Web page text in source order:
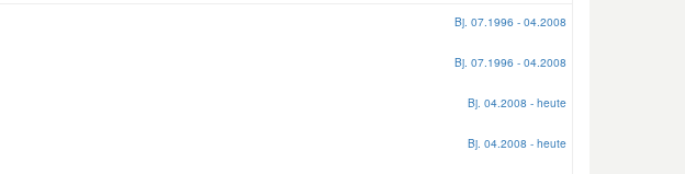
Bj. 07.1996 - 04.2008
Bj. 07.1996 - 04.2008
Bj. 04.2008 - heute
Bj. 04.2008 - heute